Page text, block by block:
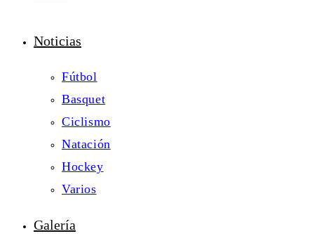
Noticias
Fútbol
Basquet
Ciclismo
Natación
Hockey
Varios
Galería